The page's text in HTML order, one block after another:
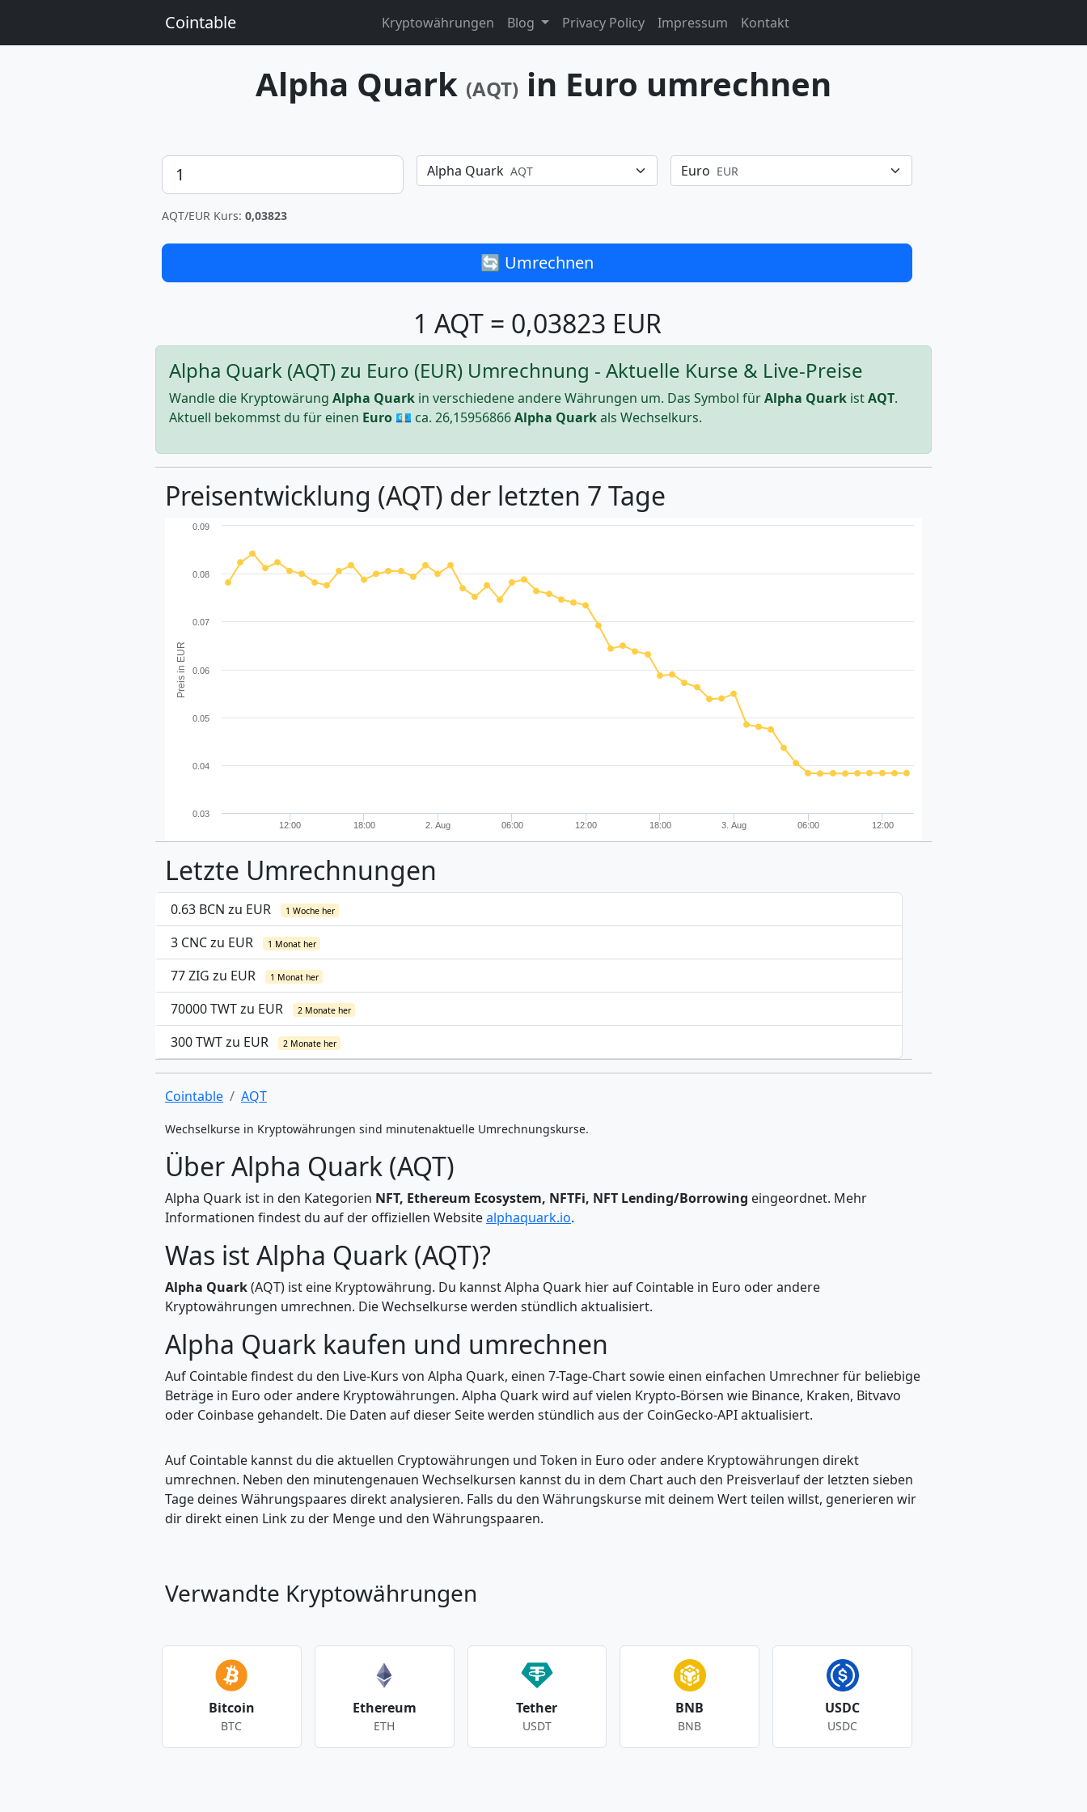
Cointable Kryptowährungen Blog Privacy Policy Impressum Kontakt
Alpha Quark (AQT) in Euro umrechnen
Betrag Alpha Quark AQT Euro EUR
AQT/EUR Kurs: 0,03823
🔄 Umrechnen
1 AQT = 0,03823 EUR
Alpha Quark (AQT) zu Euro (EUR) Umrechnung - Aktuelle Kurse & Live-Preise
Wandle die Kryptowärung Alpha Quark in verschiedene andere Währungen um. Das Symbol fürAlpha Quark istAQT.
Aktuell bekommst du für einen Euro 💶 ca. 26,15956866Alpha Quarkals Wechselkurs.
Preisentwicklung (AQT) der letzten 7 Tage
Preis in EUR
12:00 18:00 2. Aug 06:00 12:00 18:00 3. Aug 06:00 12:00
0.03
0.04
0.05
0.06
0.07
0.08
0.09
Letzte Umrechnungen
0.63 BCN zu EUR 1 Woche her
3 CNC zu EUR 1 Monat her
77 ZIG zu EUR 1 Monat her
70000 TWT zu EUR 2 Monate her
300 TWT zu EUR 2 Monate her
Cointable AQT
Wechselkurse in Kryptowährungen sind minutenaktuelle Umrechnungskurse.
Über Alpha Quark (AQT)
Alpha Quark ist in den Kategorien NFT, Ethereum Ecosystem, NFTFi, NFT Lending/Borrowing eingeordnet. Mehr
Informationen findest du auf der offiziellen Websitealphaquark.io.
Was ist Alpha Quark (AQT)?
Alpha Quark(AQT) ist eine Kryptowährung. Du kannst Alpha Quark hier auf Cointable in Euro oder andere
Kryptowährungen umrechnen. Die Wechselkurse werden stündlich aktualisiert.
Alpha Quark kaufen und umrechnen
Auf Cointable findest du den Live-Kurs von Alpha Quark, einen 7-Tage-Chart sowie einen einfachen Umrechner für beliebige
Beträge in Euro oder andere Kryptowährungen. Alpha Quark wird auf vielen Krypto-Börsen wie Binance, Kraken, Bitvavo
oder Coinbase gehandelt. Die Daten auf dieser Seite werden stündlich aus der CoinGecko-API aktualisiert.
Auf Cointable kannst du die aktuellen Cryptowährungen und Token in Euro oder andere Kryptowährungen direkt
umrechnen. Neben den minutengenauen Wechselkursen kannst du in dem Chart auch den Preisverlauf der letzten sieben
Tage deines Währungspaares direkt analysieren. Falls du den Währungskurse mit deinem Wert teilen willst, generieren wir
dir direkt einen Link zu der Menge und den Währungspaaren.
Verwandte Kryptowährungen
Bitcoin
BTC
Ethereum
ETH
Tether
USDT
BNB
BNB
USDC
USDC